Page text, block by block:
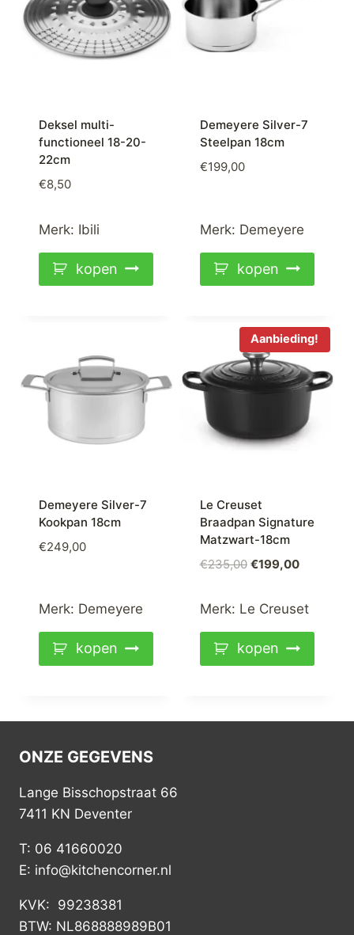
Deksel multi-
functioneel 18-20-
22cm
€8,50
Merk: Ibili
kopen
Demeyere Silver-7
Steelpan 18cm
€199,00
Merk: Demeyere
kopen
Demeyere Silver-7
Kookpan 18cm
€249,00
Merk: Demeyere
kopen
Aanbieding!
Le Creuset
Braadpan Signature
Matzwart-18cm
€235,00 Oorspronkelijke
was:
€199,00Huidige
is:
Merk: Le Creuset
kopen
ONZE GEGEVENS
Lange Bisschopstraat 66
7411 KN Deventer
T: 06 41660020
E: info@kitchencorner.nl
KVK: 99238381
BTW: NL868888989B01